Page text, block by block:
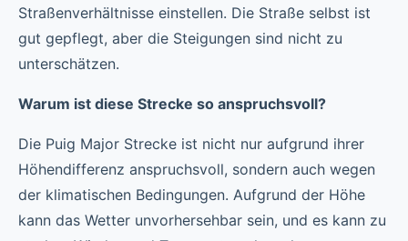
Straßenverhältnisse einstellen. Die Straße selbst ist
gut gepflegt, aber die Steigungen sind nicht zu
unterschätzen.
Warum ist diese Strecke so anspruchsvoll?
Die Puig Major Strecke ist nicht nur aufgrund ihrer
Höhendifferenz anspruchsvoll, sondern auch wegen
der klimatischen Bedingungen. Aufgrund der Höhe
kann das Wetter unvorhersehbar sein, und es kann zu